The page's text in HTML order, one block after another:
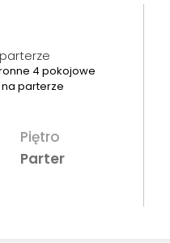
4 pokojowe
na parterze
Piętro
Parter